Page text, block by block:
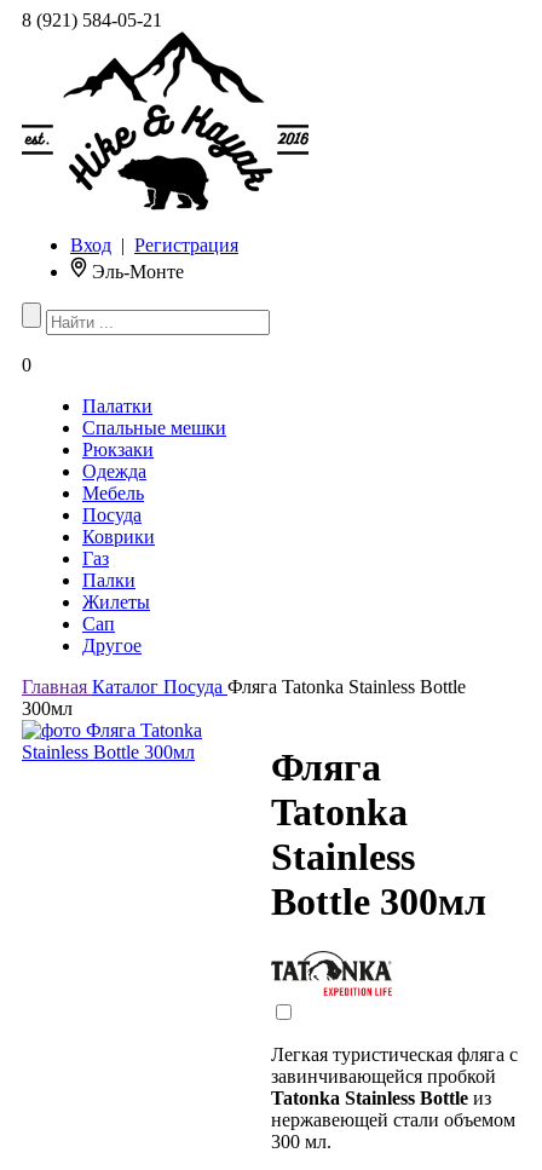
8 (921) 584-05-21
Вход | Регистрация
Эль-Монте
0
Палатки
Спальные мешки
Рюкзаки
Одежда
Мебель
Посуда
Коврики
Газ
Палки
Жилеты
Сап
Другое
Главная Каталог Посуда Фляга Tatonka Stainless Bottle
300мл
Фляга
Tatonka
Stainless
Bottle 300мл
Легкая туристическая фляга с
завинчивающейся пробкой
Tatonka Stainless Bottle из
нержавеющей стали объемом
300 мл.